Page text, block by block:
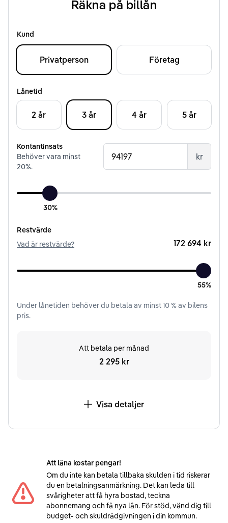
Räkna på billån
Kund
Privatperson Företag
Lånetid
2 år 3 år 4 år 5 år
Kontantinsats
Behöver vara minst
20%.
kr
30%
Restvärde
Vad är restvärde?
172 694 kr
55%
Under lånetiden behöver du betala av minst10% av bilens
pris.
Att betala per månad
2 295 kr
Visa detaljer
Att låna kostar pengar!
Om du inte kan betala tillbaka skulden i tid riskerar
du en betalningsanmärkning. Det kan leda till
svårigheter att få hyra bostad, teckna
abonnemang och få nya lån. För stöd, vänd dig till
budget- och skuldrådgivningen i din kommun.